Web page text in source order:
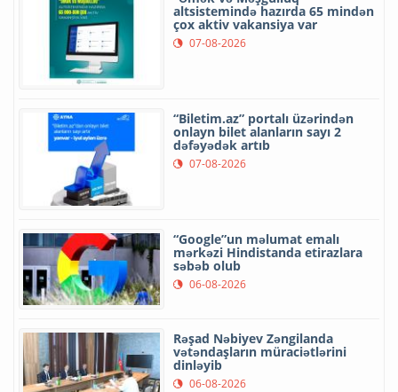
altsistemində hazırda 65 mindən
çox aktiv vakansiya var
07-08-2026
“Biletim.az” portalı üzərindən
onlayn bilet alanların sayı 2
dəfəyədək artıb
07-08-2026
“Google”un məlumat emalı
mərkəzi Hindistanda etirazlara
səbəb olub
06-08-2026
Rəşad Nəbiyev Zəngilanda
vətəndaşların müraciətlərini
dinləyib
06-08-2026